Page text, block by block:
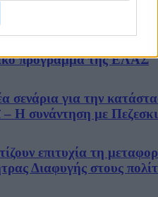
πρόγραμμα της ΕΛΑΣ
σενάρια για την
Η συνάντηση με
επιτυχία τη
Διαφυγής στους